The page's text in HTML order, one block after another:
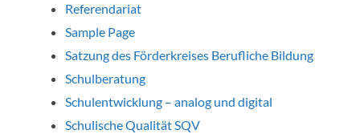
Referendariat
Sample Page
Satzung des Förderkreises Berufliche Bildung
Schulberatung
Schulentwicklung – analog und digital
Schulische Qualität SQV